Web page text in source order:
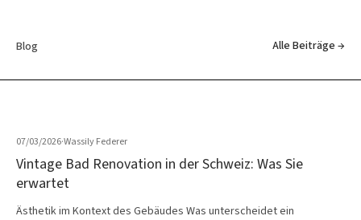
Blog Alle Beiträge →
07/03/2026·Wassily Federer
Vintage Bad Renovation in der Schweiz: Was Sie
erwartet
Ästhetik im Kontext des Gebäudes Was unterscheidet ein